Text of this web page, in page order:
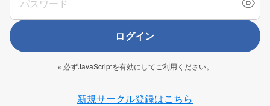
ログイン
※ 必ずJavaScriptを有効にしてご利用ください。
新規サークル登録はこちら